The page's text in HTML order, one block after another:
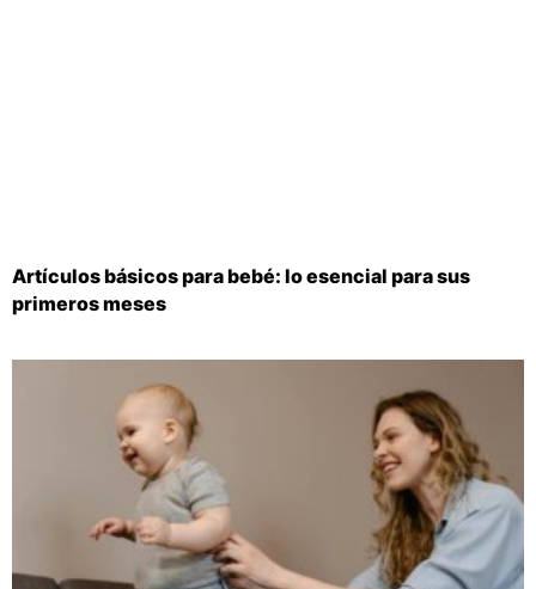
Artículos básicos para bebé: lo esencial para sus
primeros meses